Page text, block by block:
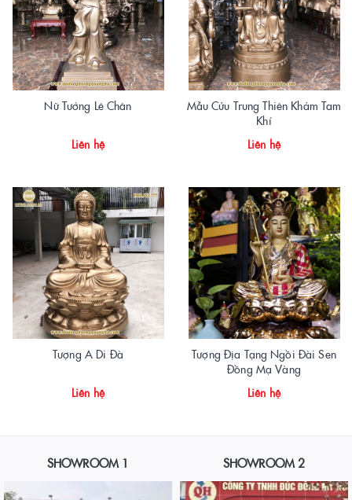
Nữ Tướng Lê Chân
Liên hệ
Mẫu Cửu Trung Thiên Khảm Tam
Khí
Liên hệ
Tượng A Di Đà
Liên hệ
Tượng Địa Tạng Ngồi Đài Sen
Đồng Mạ Vàng
Liên hệ
SHOWROOM 1 SHOWROOM 2